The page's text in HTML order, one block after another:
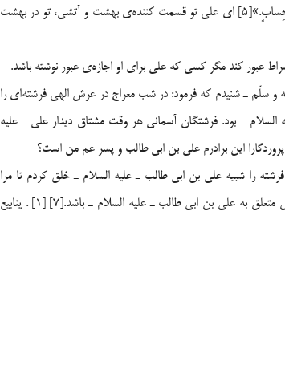
«یا عَلِیّ إنَّكَ قَسیمُ الجنَّهِ وَ النّارِ، اَنْتَ تَقْرَعُ باب الجنَّهِ وَ تَدْخُلُها أحِبّائكَ بِغَیْرِ حِسابٍ.»[5] ای علی تو قسمت كننده‌ی بهشت و آتشی، تو در بهشت
و سلّم ـ شنیدم كه فرمود: در شب معراج در عرش الهی فرشته‌ای را
ـ بود. فرشتگان آسمانی هر وقت مشتاق دیدار علی ـ علیه
این برادرم علی بن ابی طالب و پسر عم من است؟
را شبیه علی بن ابی طالب ـ علیه السلام ـ خلق كردم تا مرا
عبادت كند و آنچه تا روز قیامت حسنه و تسبیح و تقدیس من می‌نماید ثوابش متعلق به علی بن ابی طالب ـ علیه السلام ـ باشد.[7] [1] . ینابیع